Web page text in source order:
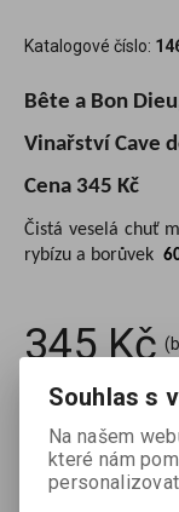
Katalogové číslo:
Bête a Bon
Vinařství Cave
Cena 345 Kč
Čistá veselá chuť
rybízu a borůvek
345 Kč


ks
Porovnat
Souhlas s
Na našem
které nám